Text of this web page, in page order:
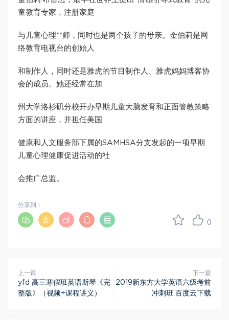
童教育专家，注册家庭
与儿童心理**师，同时也是两个孩子的母亲。金伯莉是网
络教育电视台的创始人
和制作人，同时还是雅虎的节目制作人、雅虎妈妈博客协
会的成员。她还经常在加
州大学洛杉矶分校开办早期儿童大脑发育和正面管教策略
方面的讲座，并担任美国
健康和人文服务部下属的SAMHSA分支发起的一项早期
儿童心理健康促进活动的社
会推广总监。
0
分享到：
上一篇
yfd 高三寒假班英语斯琴《完
整版》（视频+课程讲义）
下一篇
2019新东方大学英语六级考前
冲刺班 百度云下载